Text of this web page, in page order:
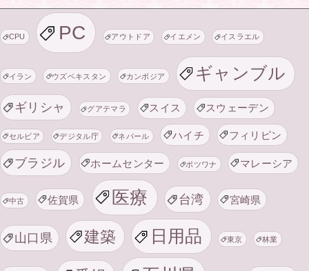
CPU PC アウトドア イエメン イスラエル
イラン ウズベキスタン カンボジア ギャンブル
ギリシャ グアテマラ スイス スウェーデン
セルビア デジタル庁 ネパール ハイチ フィリピン
ブラジル ホームセンター ボツワナ マレーシア
中古 佐賀県 医療 台湾 宮崎県
山口県 建築 日用品 東京 林業